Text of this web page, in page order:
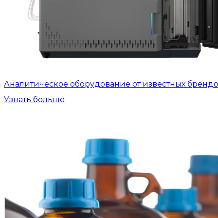
Аналитическое оборудование от известных
Узнать больше